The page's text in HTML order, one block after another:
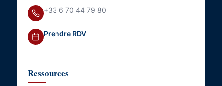
+33 6 70 44 79 80
Prendre RDV
Ressources